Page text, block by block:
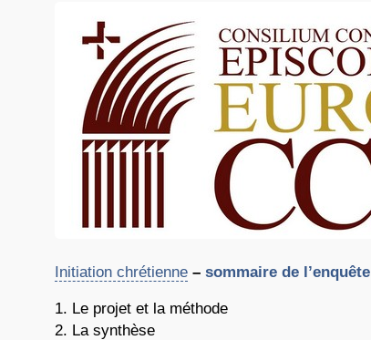
Initiation chrétienne – sommaire de l’enquête
Le projet et la méthode
La synthèse